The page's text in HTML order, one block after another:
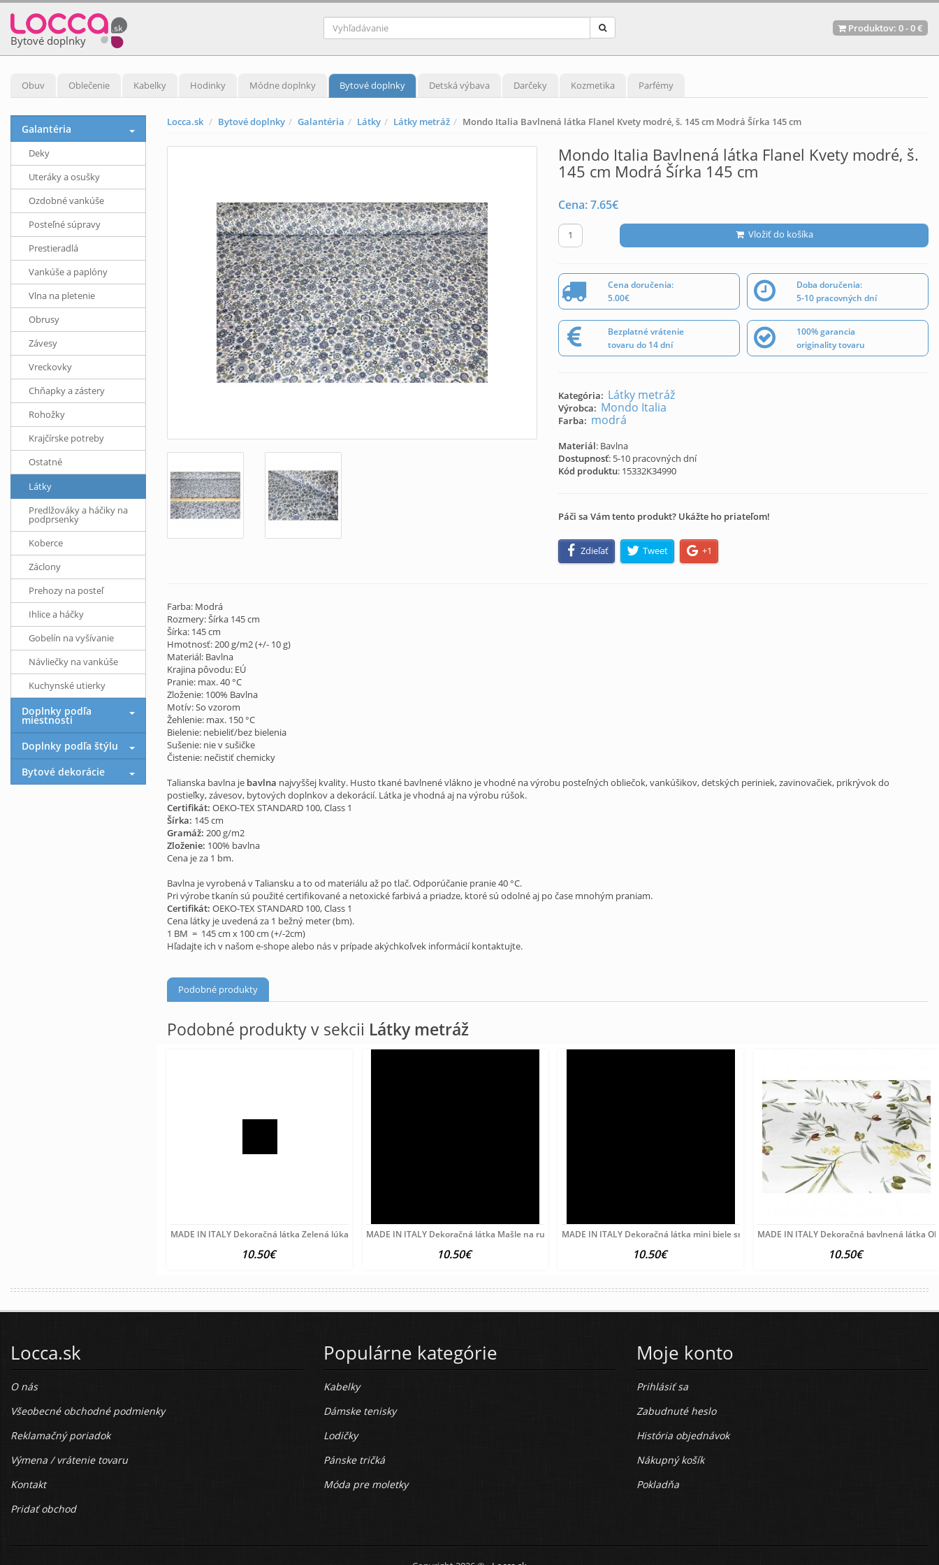
Bytové doplnky
Produktov: 0-0 €
Obuv Oblečenie Kabelky Hodinky Módne doplnky Bytové doplnky Detská výbava Darčeky Kozmetika Parfémy
Locca.sk Bytové doplnky Galantéria Látky Látky metráž Mondo Italia Bavlnená látka Flanel Kvety modré, š. 145 cm Modrá Šírka 145 cm
Mondo Italia Bavlnená látka Flanel Kvety modré, š.
145 cm Modrá Šírka 145 cm
Cena:7.65€
Vložiť do košíka
Cena doručenia:
5.00€
Doba doručenia:
5-10 pracovných dní
Bezplatné vrátenie
tovaru do 14 dní
100% garancia
originality tovaru
Kategória: Látky metráž
Výrobca: Mondo Italia
Farba: modrá
Materiál: Bavlna
Dostupnosť: 5-10 pracovných dní
Kód produktu: 15332K34990
Páči sa Vám tento produkt? Ukážte ho priateľom!
Zdieľať Tweet +1
Farba: Modrá
Rozmery: Šírka 145 cm
Šírka: 145 cm
Hmotnosť: 200 g/m2 (+/- 10 g)
Materiál: Bavlna
Krajina pôvodu: EÚ
Pranie: max. 40 °C
Zloženie: 100% Bavlna
Motív: So vzorom
Žehlenie: max. 150 °C
Bielenie: nebieliť/bez bielenia
Sušenie: nie v sušičke
Čistenie: nečistiť chemicky
Talianska bavlna je bavlna najvyššej kvality. Husto tkané bavlnené vlákno je vhodné na výrobu posteľných obliečok, vankúšikov, detských periniek, zavinovačiek, prikrývok do
postieľky, závesov, bytových doplnkov a dekorácií. Látka je vhodná aj na výrobu rúšok.
Certifikát: OEKO-TEX STANDARD 100, Class 1
Šírka: 145 cm
Gramáž: 200 g/m2
Zloženie: 100% bavlna
Cena je za 1 bm.
Bavlna je vyrobená v Taliansku a to od materiálu až po tlač. Odporúčanie pranie 40 °C.
Pri výrobe tkanín sú použité certifikované a netoxické farbivá a priadze, ktoré sú odolné aj po čase mnohým praniam.
Certifikát: OEKO-TEX STANDARD 100, Class 1
Cena látky je uvedená za 1 bežný meter (bm).
1 BM = 145 cm x 100 cm (+/-2cm)
Hľadajte ich v našom e-shope alebo nás v prípade akýchkoľvek informácií kontaktujte.
Podobné produkty
Podobné produkty v sekcii Látky metráž
MADE IN ITALY Dekoračná látka Zelená lúka, š. 140 cm Zelená
10.50€
MADE IN ITALY Dekoračná látka Mašle na ružovom, š. 140
10.50€
MADE IN ITALY Dekoračná látka mini biele srdiečka na béžovom,
10.50€
MADE IN ITALY Dekoračná bavlnená látka
10.50€
Galantéria
Deky
Uteráky a osušky
Ozdobné vankúše
Posteľné súpravy
Prestieradlá
Vankúše a paplóny
Vlna na pletenie
Obrusy
Závesy
Vreckovky
Chňapky a zástery
Rohožky
Krajčírske potreby
Ostatné
Látky
Predlžováky a háčiky na
podprsenky
Koberce
Záclony
Prehozy na posteľ
Ihlice a háčky
Gobelín na vyšívanie
Návliečky na vankúše
Kuchynské utierky
Doplnky podľa
miestnosti
Doplnky podľa štýlu
Bytové dekorácie
Locca.sk
O nás
Všeobecné obchodné podmienky
Reklamačný poriadok
Výmena / vrátenie tovaru
Kontakt
Pridať obchod
Populárne kategórie
Kabelky
Dámske tenisky
Lodičky
Pánske tričká
Móda pre moletky
Moje konto
Prihlásiť sa
Zabudnuté heslo
História objednávok
Nákupný košík
Pokladňa